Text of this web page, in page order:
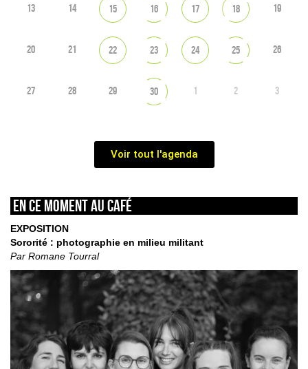
13 14 15 16 17 18 19
20 21 22 23 24 25 26
27 28 29 30 1 2 3
Voir tout l'agenda
En ce moment au café
EXPOSITION
Sororité : photographie en milieu militant
Par Romane Tourral